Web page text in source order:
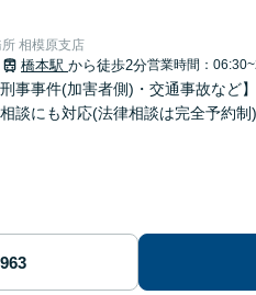
相模原支店
橋本駅 から徒歩2分営業時間：
刑事事件(加害者側)・交通事故な
談にも対応(法律相談は完全予約